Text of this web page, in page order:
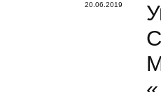
20.06.2019